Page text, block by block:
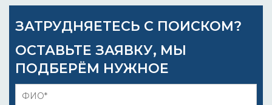
ЗАТРУДНЯЕТЕСЬ С ПОИСКОМ?
ОСТАВЬТЕ ЗАЯВКУ, МЫ
ПОДБЕРЁМ НУЖНОЕ